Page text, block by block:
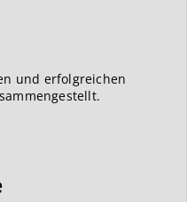
und erfolgreichen